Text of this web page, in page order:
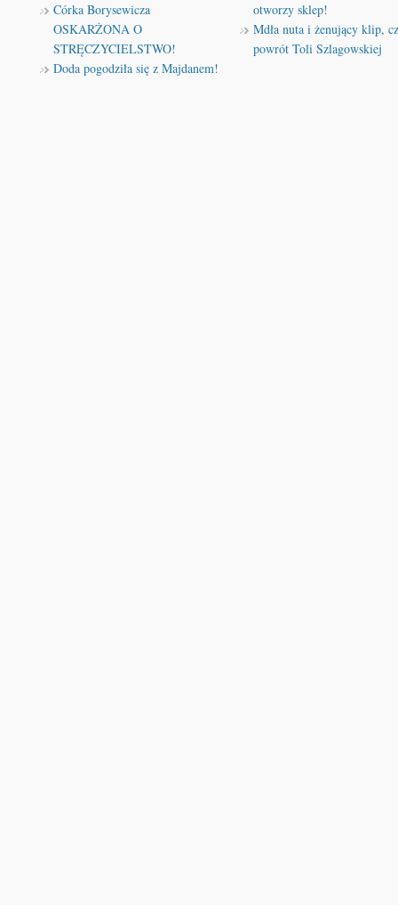
Córka Borysewicza
OSKARŻONA O
STRĘCZYCIELSTWO!
Doda pogodziła się z Majdanem!
otworzy sklep!
Mdła nuta i żenujący klip,
powrót Toli Szlagowskiej